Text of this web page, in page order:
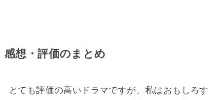
感想・評価のまとめ
とても評価の高いドラマですが、私はおもしろす